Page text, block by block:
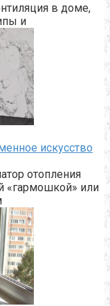
в доме,
и
искусство
отопления
«гармошкой» или